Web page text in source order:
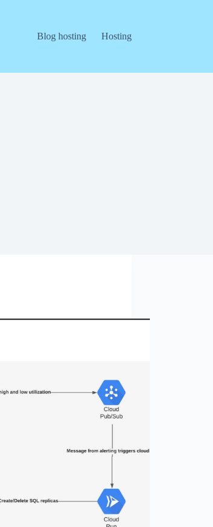
Blog hosting
Hosting